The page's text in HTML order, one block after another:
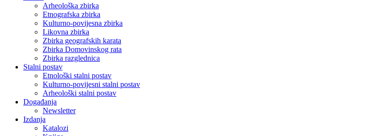
Arheološka zbirka
Etnografska zbirka
Kulturno-povijesna zbirka
Likovna zbirka
Zbirka geografskih karata
Zbirka Domovinskog rata
Zbirka razglednica
Stalni postav
Etnološki stalni postav
Kulturno-povijesni stalni postav
Arheološki stalni postav
Događanja
Newsletter
Izdanja
Katalozi